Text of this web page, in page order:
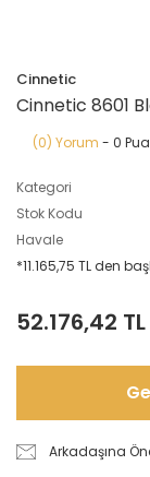
Cinnetic
Cinnetic 8601
(0) Yorum - 0
Kategori
Stok Kodu
Havale
*11.165,75 TL den
52.176,42 TL
Arkadaşına